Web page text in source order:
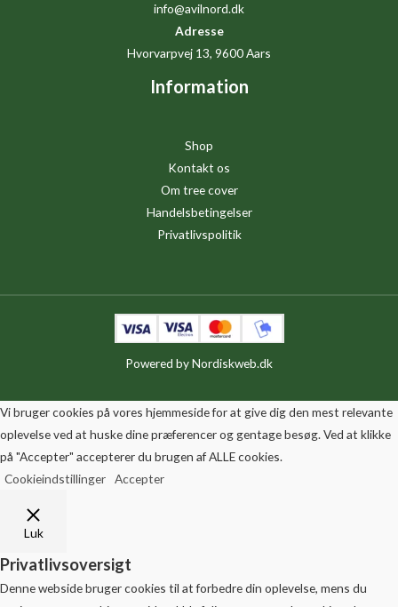
info@avilnord.dk
Adresse
Hvorvarpvej 13, 9600 Aars
Information
Shop
Kontakt os
Om tree cover
Handelsbetingelser
Privatlivspolitik
Powered byNordiskweb.dk
Vi bruger cookies på vores hjemmeside for at give dig den mest relevante
oplevelse ved at huske dine præferencer og gentage besøg. Ved at klikke
på "Accepter" accepterer du brugen af ALLE cookies.
Cookieindstillinger Accepter
Luk
Privatlivsoversigt
Denne webside bruger cookies til at forbedre din oplevelse, mens du